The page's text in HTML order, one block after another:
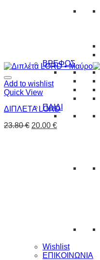
ΒΡΕΦΟΣ
ΠΑΙΔΙ
Wishlist
ΕΠΙΚΟΙΝΩΝΙΑ
Add to wishlist
Quick View
ΔΙΠΛΕΤΑ LORD
23.80€ 20.00 €